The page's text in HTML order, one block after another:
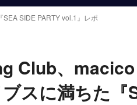
SEA SIDE PARTY vol.1』レポ
Club、
スに満ちた『